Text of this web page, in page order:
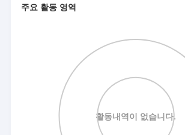
주요 활동 영역